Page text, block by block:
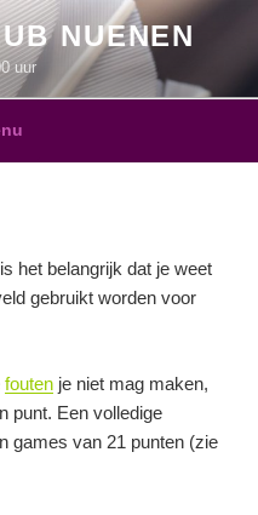
NUENEN
uur
het belangrijk dat je weet
gebruikt worden voor
fouten je niet mag maken,
punt. Een volledige
games van 21 punten (zie